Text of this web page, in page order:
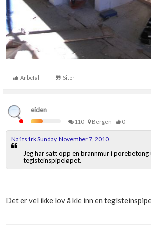
Anbefal Siter
eiden
110
Bergen 0
Na1ts1rk Sunday, November 7, 2010
Jeg har satt opp en brannmur i
teglsteinspipeløpet.
Det er vel ikke lov å kle inn en